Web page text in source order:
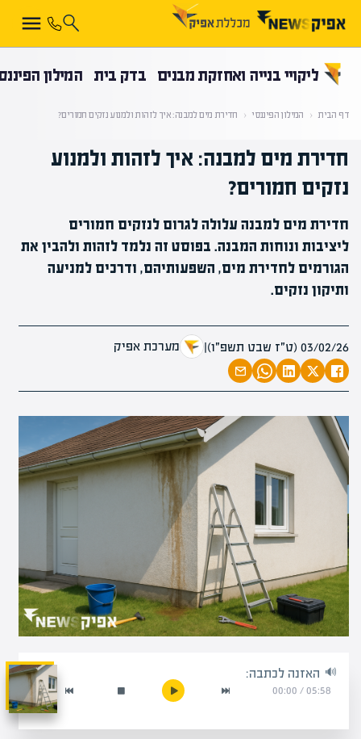
ליקויי בנייה ואחזקת מבנים בדק בית המילון
דף הבית ‹ המילון הפיננסי ‹ חדירת מים למבנה: איך לזהות ולמנוע נזקים חמורים?
חדירת מים למבנה: איך לזהות ולמנוע
נזקים חמורים?
חדירת מים למבנה עלולה לגרום לנזקים חמורים
ליציבות ונוחות המבנה. בפוסט זה נלמד לזהות ולהבין את
הגורמים לחדירת מים, השפעותיהם, ודרכים למניעה
ותיקון נזקים.
03/02/26 (ט״ז שבט תשפ״ו) | מערכת אפיק
האזנה לכתבה:
05:58
/
00:00